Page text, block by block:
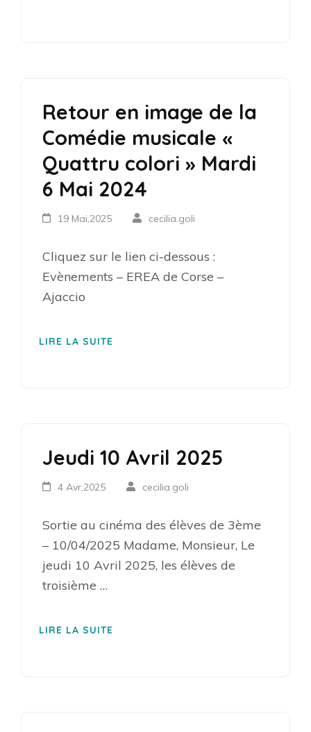
Retour en image de la
Comédie musicale «
Quattru colori » Mardi
6 Mai 2024
19 Mai,2025 cecilia.goli
Cliquez sur le lien ci-dessous :
Evènements – EREA de Corse –
Ajaccio
LIRE LA SUITE
Jeudi 10 Avril 2025
4 Avr,2025 cecilia.goli
Sortie au cinéma des élèves de 3ème
– 10/04/2025 Madame, Monsieur, Le
jeudi 10 Avril 2025, les élèves de
troisième …
LIRE LA SUITE